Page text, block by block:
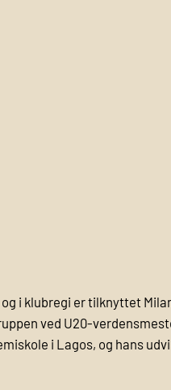
i klubregi er tilknyttet
ved U20-
i Lagos, og hans